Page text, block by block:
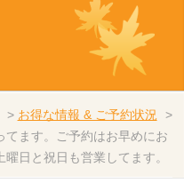
> お得な情報 & ご予約状況
>
てます。ご予約はお早めにお
日と祝日も営業してます。